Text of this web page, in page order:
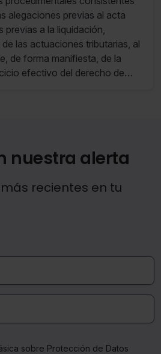
alegaciones previas al acta
previas a la liquidación,
las actuaciones tributarias, al
de forma manifiesta, de la
efectivo del derecho de
nuestra alerta
recientes en tu
sobre Protección de Datos